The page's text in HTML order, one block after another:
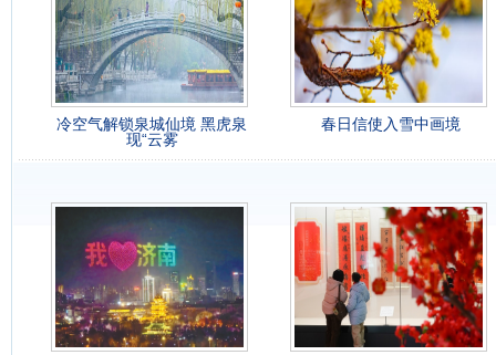
冷空气解锁泉城仙境 黑虎泉
现“云雾
春日信使入雪中画境